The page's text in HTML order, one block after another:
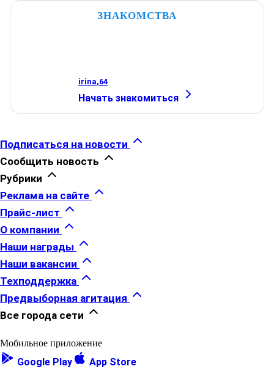
ЗНАКОМСТВА
irina,64
Начать знакомиться
Подписаться на новости
Сообщить новость
Рубрики
Реклама на сайте
Прайс-лист
О компании
Наши награды
Наши вакансии
Техподдержка
Предвыборная агитация
Все города сети
Мобильное приложение
Google Play App Store